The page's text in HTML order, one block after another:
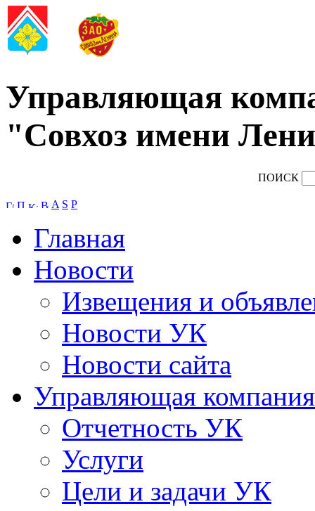
Управляющая
"Совхоз имени
ПОИСК
A S P
Главная
Новости
Извещения и
Новости УК
Новости сайта
Управляющая компания
Отчетность УК
Услуги
Цели и задачи УК